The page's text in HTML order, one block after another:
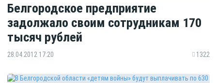
Белгородское предприятие
задолжало своим сотрудникам 170
тысяч рублей
28.04.2012 17:20 1322